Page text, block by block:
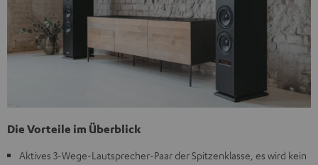
Die Vorteile im Überblick
Aktives 3-Wege-Lautsprecher-Paar der Spitzenklasse, es wird kein